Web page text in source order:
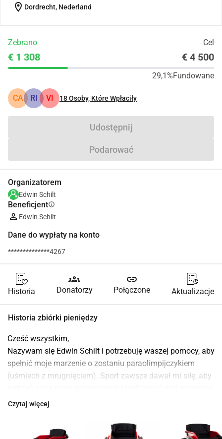
location_on Dordrecht, Nederland
Zebrano Cel
€ 1 308 € 4 500
29,1%Fundowane
CA RI VI 18Osoby, Które Wpłaciły
Udostępnij
Podarować
Organizatorem
Edwin Schilt
Beneficjentinfo
Edwin Schilt
Dane do wypłaty na konto
**************4267
Historia
groups
Donatorzy
link
Połączone Aktualizacje
Historia zbiórki pieniędzy
Cześć wszystkim,
Nazywam się Edwin Schilt i potrzebuję waszej pomocy, aby
spełnić moje marzenie o zostaniu paraolimpijczykiem
(uśmiech z mrugnięciem). Sport zawsze dawał mi siłę, aby
Teraz stoję przed nowym wyzwaniem, a wasze wsparcie
Czytaj więcej